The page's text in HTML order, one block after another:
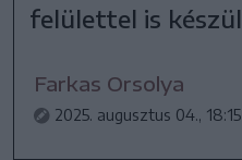
felülettel is
Farkas Orsolya
2025. augusztus 04., 18:15